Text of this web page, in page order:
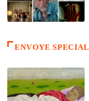
ENVOYE SPECIAL